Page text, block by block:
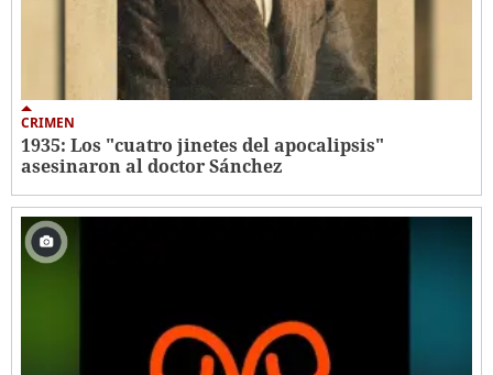
CRIMEN
1935: Los "cuatro jinetes del apocalipsis"
asesinaron al doctor Sánchez